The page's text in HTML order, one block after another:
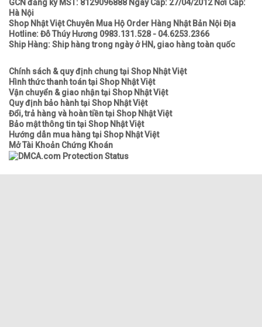
GCN đăng ký MST: 8129096888 Ngày Cấp: 27/04/2012 Nơi Cấp:
Hà Nội
Shop Nhật Việt Chuyên Mua Hộ Order Hàng Nhật Bản Nội Địa
Hotline: Đỗ Thúy Hương 0983.131.528 - 04.6253.2366
Ship Hàng: Ship hàng trong ngày ở HN, giao hàng toàn quốc
Chính sách & quy định chung tại Shop Nhật Việt
Hình thức thanh toán tại Shop Nhật Việt
Vận chuyển & giao nhận tại Shop Nhật Việt
Quy định bảo hành tại Shop Nhật Việt
Đổi, trả hàng và hoàn tiền tại Shop Nhật Việt
Bảo mật thông tin tại Shop Nhật Việt
Hướng dẫn mua hàng tại Shop Nhật Việt
Mở Tài Khoản Chứng Khoán